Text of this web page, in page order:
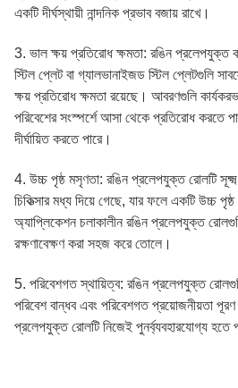
একটি দীর্ঘস্থায়ী নান্দনিক প্রভাব বজায় রাখে।
3. ভাল ক্ষয় প্রতিরোধ ক্ষমতা: রঙিন প্রলেপযুক্ত
স্টিল প্লেট বা গ্যালভানাইজড স্টিল প্লেটগুলি
ক্ষয় প্রতিরোধ ক্ষমতা রয়েছে। আবরণগুলি
পরিবেশের সংস্পর্শে আসা থেকে প্রতিরোধ করতে
দীর্ঘায়িত করতে পারে।
4. উচ্চ পৃষ্ঠ মসৃণতা: রঙিন প্রলেপযুক্ত রোলটি
চিকিত্সার মধ্য দিয়ে গেছে, যার ফলে একটি উচ্চ
অ্যাপ্লিকেশন চলাকালীন রঙিন প্রলেপযুক্ত
রক্ষণাবেক্ষণ করা সহজ করে তোলে।
5. পরিবেশগত স্থায়িত্ব: রঙিন প্রলেপযুক্ত
পরিবেশ বান্ধব এবং পরিবেশগত প্রয়োজনীয়তা
প্রলেপযুক্ত রোলটি নিজেই পুনর্ব্যবহারযোগ্য হতে